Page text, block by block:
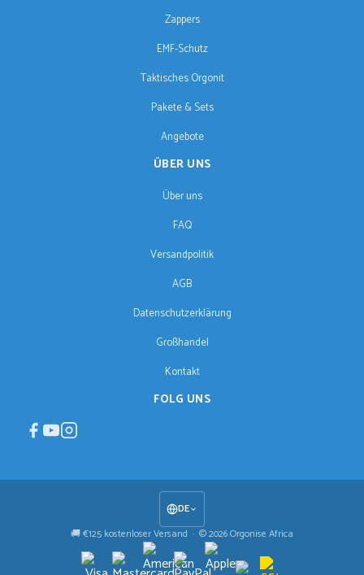
Zappers
EMF-Schutz
Taktisches Orgonit
Pakete & Sets
Angebote
ÜBER UNS
Über uns
FAQ
Versandpolitik
AGB
Datenschutzerklärung
Großhandel
Kontakt
FOLG UNS
DE
🚚 €125 kostenloser Versand · © 2026 Orgonise Africa